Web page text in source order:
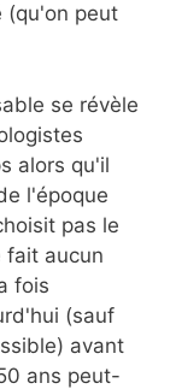
(qu'on peut
se révèle
alors qu'il
l'époque
pas le
fait aucun
fois
(sauf
avant
ans peut-